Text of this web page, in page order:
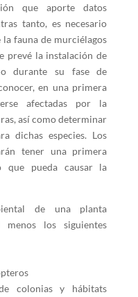
que aporte datos
tanto, es necesario
fauna de murciélagos
prevé la instalación de
durante su fase de
en una primera
afectadas por la
así como determinar
dichas especies. Los
tener una primera
que pueda causar la
de una planta
los siguientes
colonias y hábitats